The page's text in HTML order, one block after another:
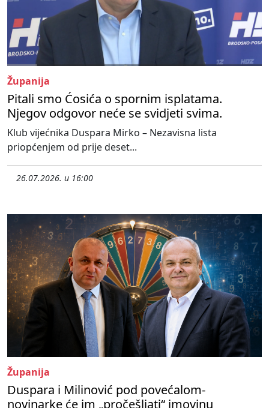
Županija
Pitali smo Ćosića o spornim isplatama.
Njegov odgovor neće se svidjeti svima.
Klub vijećnika Duspara Mirko – Nezavisna lista
priopćenjem od prije deset...
26.07.2026. u 16:00
Županija
Duspara i Milinović pod povećalom-
novinarke će im „pročešljati“ imovinu